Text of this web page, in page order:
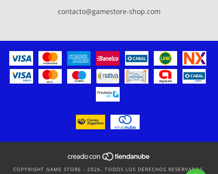
contacto@gamestore-shop.com
COPYRIGHT GAME STORE - 2026. TODOS LOS DERECHOS RESERVADOS.